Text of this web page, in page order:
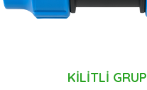
KİLİTLİ GRUP